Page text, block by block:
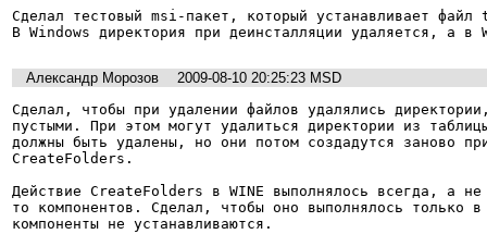
Сделал тестовый msi-пакет, который устанавливает
Александр Морозов
2009-08-10 20:25:23 MSD
Сделал, чтобы при удалении файлов удалялись
пустыми. При этом могут удалиться директории из
должны быть удалены, но они потом создадутся заново
CreateFolders.
Действие CreateFolders в WINE выполнялось всегда, а
то компонентов. Сделал, чтобы оно выполнялось только
компоненты не устанавливаются.